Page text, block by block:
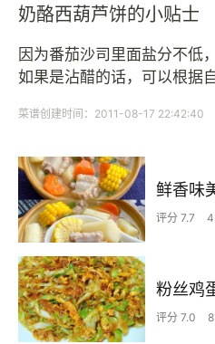
奶酪西葫芦饼的小贴士
因为番茄沙司里面盐分不低
如果是沾醋的话，可以根据
菜谱创建时间：2011-08-17 22:42:40
评分 7.7
评分 7.0